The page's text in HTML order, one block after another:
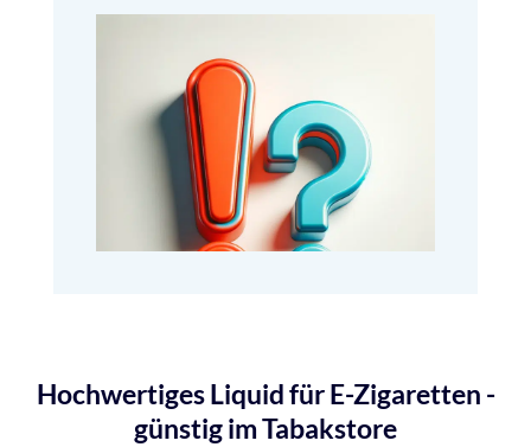
Hochwertiges Liquid für E-Zigaretten -
günstig im Tabakstore